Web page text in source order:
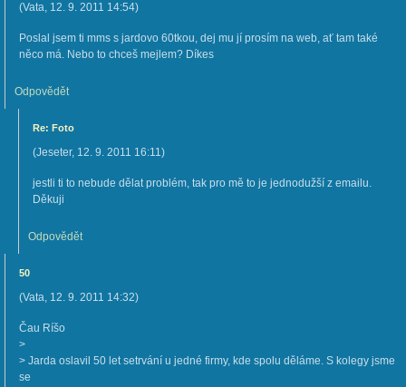
(Vata, 12. 9. 2011 14:54)
Poslal jsem ti mms s jardovo 60tkou, dej mu jí prosím na web, ať tam také
něco má. Nebo to chceš mejlem? Díkes
Odpovědět
Re: Foto
(Jeseter, 12. 9. 2011 16:11)
jestli ti to nebude dělat problém, tak pro mě to je jednodužší z emailu.
Děkuji
Odpovědět
50
(Vata, 12. 9. 2011 14:32)
Čau Ríšo
>
> Jarda oslavil 50 let setrvání u jedné firmy, kde spolu děláme. S kolegy jsme
se